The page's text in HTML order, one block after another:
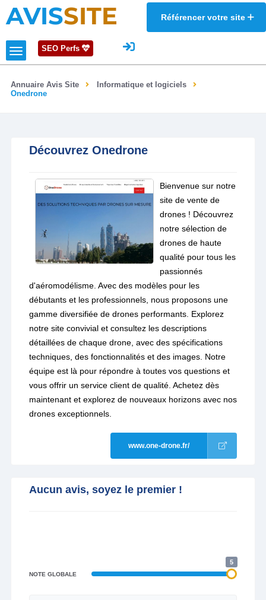
AVISSITE Référencer votre site
SEO Perfs
Annuaire Avis Site
Informatique et logiciels
Onedrone
Découvrez Onedrone
Bienvenue sur notre
site de vente de
drones ! Découvrez
notre sélection de
drones de haute
qualité pour tous les
passionnés
d'aéromodélisme. Avec des modèles pour les
débutants et les professionnels, nous proposons une
gamme diversifiée de drones performants. Explorez
notre site convivial et consultez les descriptions
détaillées de chaque drone, avec des spécifications
techniques, des fonctionnalités et des images. Notre
équipe est là pour répondre à toutes vos questions et
vous offrir un service client de qualité. Achetez dès
maintenant et explorez de nouveaux horizons avec nos
drones exceptionnels.
www.one-drone.fr/
Aucun avis, soyez le premier !
NOTE GLOBALE
5